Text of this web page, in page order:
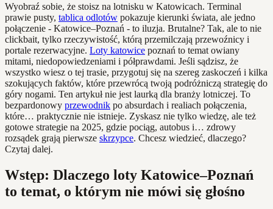
Wyobraź sobie, że stoisz na lotnisku w Katowicach. Terminal
prawie pusty, tablica odlotów pokazuje kierunki świata, ale jedno
połączenie - Katowice–Poznań - to iluzja. Brutalne? Tak, ale to nie
clickbait, tylko rzeczywistość, którą przemilczają przewoźnicy i
portale rezerwacyjne. Loty katowice poznań to temat owiany
mitami, niedopowiedzeniami i półprawdami. Jeśli sądzisz, że
wszystko wiesz o tej trasie, przygotuj się na szereg zaskoczeń i kilka
szokujących faktów, które przewrócą twoją podróżniczą strategię do
góry nogami. Ten artykuł nie jest laurką dla branży lotniczej. To
bezpardonowy przewodnik po absurdach i realiach połączenia,
które… praktycznie nie istnieje. Zyskasz nie tylko wiedzę, ale też
gotowe strategie na 2025, gdzie pociąg, autobus i… zdrowy
rozsądek grają pierwsze skrzypce. Chcesz wiedzieć, dlaczego?
Czytaj dalej.
Wstęp: Dlaczego loty Katowice–Poznań
to temat, o którym nie mówi się głośno